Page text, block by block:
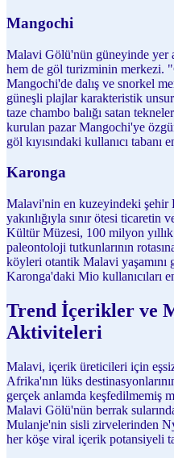
Mangochi
Malavi Gölü'nün güneyinde yer
hem de göl turizminin merkezi.
Mangochi'de dalış ve snorkel
güneşli plajlar karakteristik
taze chambo balığı satan
kurulan pazar Mangochi'ye
göl kıyısındaki kullanıcı tabanı
Karonga
Malavi'nin en kuzeyindeki şehir
yakınlığıyla sınır ötesi ticaretin
Kültür Müzesi, 100 milyon
paleontoloji tutkunlarının
köyleri otantik Malavi yaşamını
Karonga'daki Mio kullanıcıları
Trend İçerikler ve
Aktiviteleri
Malavi, içerik üreticileri için
Afrika'nın lüks
gerçek anlamda keşfedilmemiş
Malavi Gölü'nün berrak
Mulanje'nin sisli zirvelerinden
her köşe viral içerik potansiyeli